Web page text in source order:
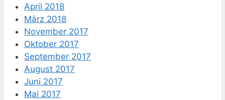
April 2018
März 2018
November 2017
Oktober 2017
September 2017
August 2017
Juni 2017
Mai 2017